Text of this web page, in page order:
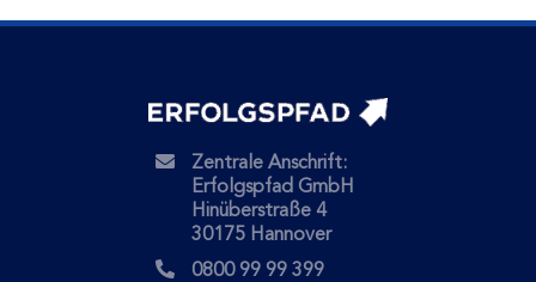
Zentrale Anschrift:
Erfolgspfad GmbH
Hinüberstraße 4
30175 Hannover
0800 99 99 399